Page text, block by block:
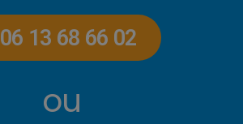
06 13 68 66 02
ou